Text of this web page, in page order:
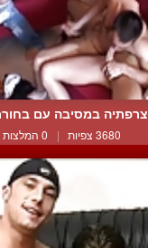
צרפתיה במסיבה עם
3680 צפיות | 0 המלצות